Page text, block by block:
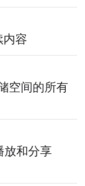
容
空间的所有
放和分享